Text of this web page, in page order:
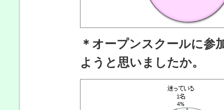
＊オープンスクールに参
ようと思いましたか。